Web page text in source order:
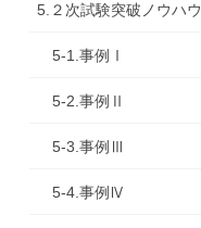
5.２次試験突破ノウハウ
5-1.事例Ⅰ
5-2.事例Ⅱ
5-3.事例Ⅲ
5-4.事例Ⅳ